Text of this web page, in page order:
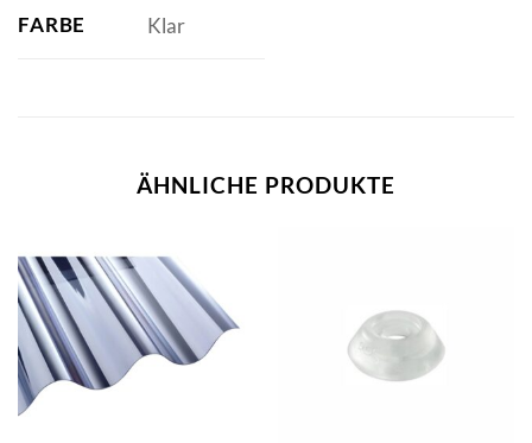
FARBE Klar
ÄHNLICHE PRODUKTE